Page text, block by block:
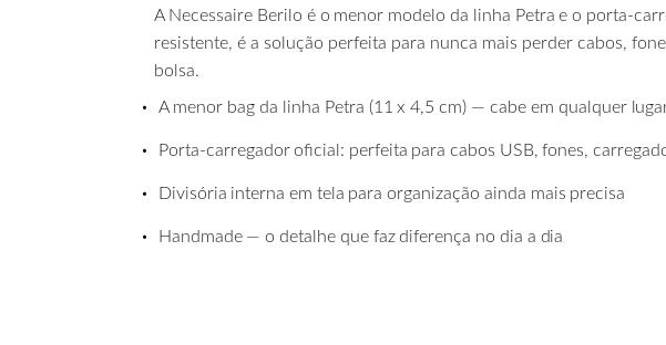
A Necessaire Berilo é o menor modelo da linha Petra e o porta-
resistente, é a solução perfeita para nunca mais perder cabos,
bolsa.
• A menor bag da linha Petra (11 x 4,5 cm) — cabe em qualquer
• Porta-carregador oficial: perfeita para cabos USB, fones,
• Divisória interna em tela para organização ainda mais precisa
• Handmade — o detalhe que faz diferença no dia a dia